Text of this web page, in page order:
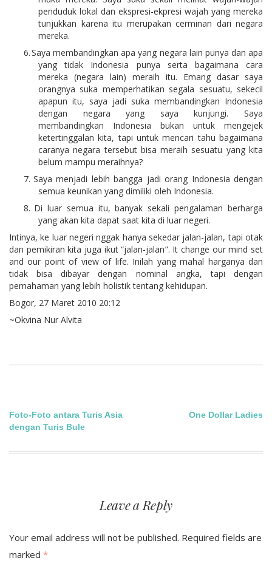
penduduk lokal dan ekspresi-ekpresi wajah yang mereka
tunjukkan karena itu merupakan cerminan dari negara
mereka.
6.Saya membandingkan apa yang negara lain punya dan apa
yang tidak Indonesia punya serta bagaimana cara
mereka (negara lain) meraih itu. Emang dasar saya
orangnya suka memperhatikan segala sesuatu, sekecil
apapun itu, saya jadi suka membandingkan Indonesia
dengan negara yang saya kunjungi. Saya
membandingkan Indonesia bukan untuk mengejek
ketertinggalan kita, tapi untuk mencari tahu bagaimana
caranya negara tersebut bisa meraih sesuatu yang kita
belum mampu meraihnya?
7. Saya menjadi lebih bangga jadi orang Indonesia dengan
semua keunikan yang dimiliki oleh Indonesia.
8. Di luar semua itu, banyak sekali pengalaman berharga
yang akan kita dapat saat kita di luar negeri.
Intinya, ke luar negeri nggak hanya sekedar jalan-jalan, tapi otak
dan pemikiran kita juga ikut “jalan-jalan”. It change our mind set
and our point of view of life. Inilah yang mahal harganya dan
tidak bisa dibayar dengan nominal angka, tapi dengan
pemahaman yang lebih holistik tentang kehidupan.
Bogor, 27 Maret 2010 20:12
~Okvina Nur Alvita
Post
navigation
Foto-Foto antara Turis Asia
dengan Turis Bule
One Dollar Ladies
Leave a Reply
Your email address will not be published. Required fields are
marked *